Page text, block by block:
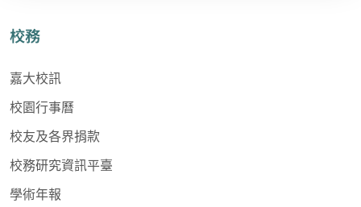
校務
嘉大校訊
校園行事曆
校友及各界捐款
校務研究資訊平臺
學術年報